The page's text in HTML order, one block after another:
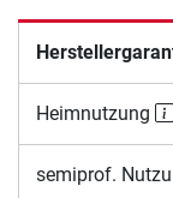
Heimnutzung
semiprof.